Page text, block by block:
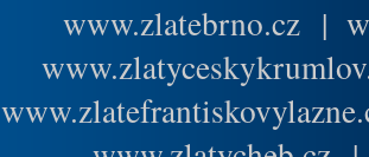
www.zlatebrno.cz |